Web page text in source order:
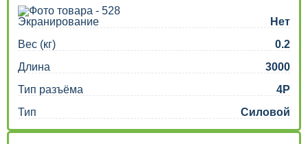
Экранирование
Нет
Вес (кг)
0.2
Длина
3000
Тип разъёма
4P
Тип
Силовой